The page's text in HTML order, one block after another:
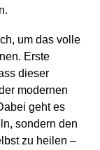
um das volle
Erste
dieser
modernen
geht es
sondern den
zu heilen –